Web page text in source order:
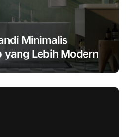
Minimalis
yang Lebih Modern